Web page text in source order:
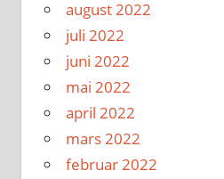
august 2022
juli 2022
juni 2022
mai 2022
april 2022
mars 2022
februar 2022